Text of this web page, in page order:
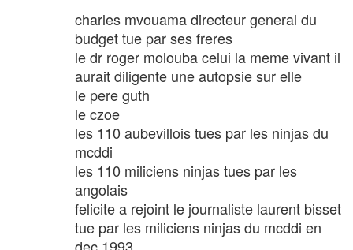
charles mvouama directeur general du
budget tue par ses freres
le dr roger molouba celui la meme vivant il
aurait diligente une autopsie sur elle
le pere guth
le czoe
les 110 aubevillois tues par les ninjas du
mcddi
les 110 miliciens ninjas tues par les
angolais
felicite a rejoint le journaliste laurent bisset
tue par les miliciens ninjas du mcddi en